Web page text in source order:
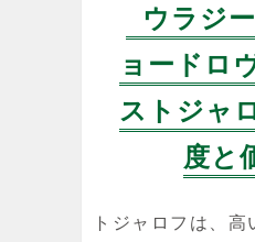
ウラジ
ョードロ
ストジャ
度と
トジャロフは、